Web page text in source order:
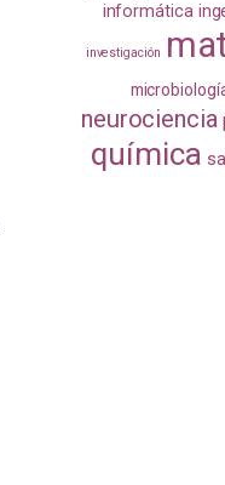
informática
investigación
neurociencia
química